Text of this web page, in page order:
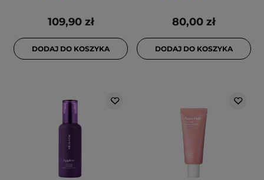
109,90 zł
DODAJ DO KOSZYKA
80,00 zł
DODAJ DO KOSZYKA